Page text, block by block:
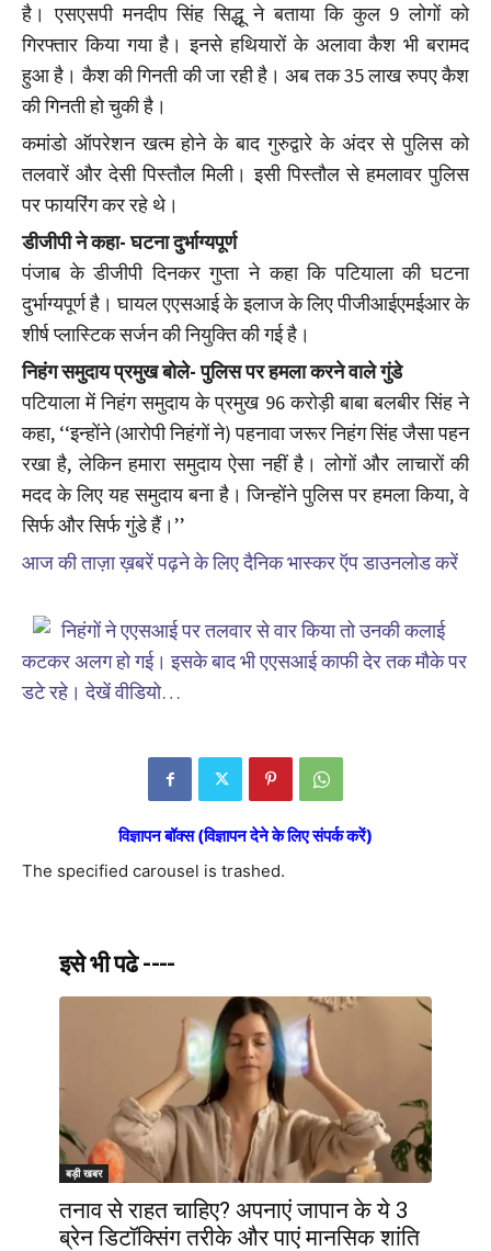
है। एसएसपी मनदीप सिंह सिद्धू ने बताया कि कुल 9 लोगों को
गिरफ्तार किया गया है। इनसे हथियारों के अलावा कैश भी बरामद
हुआ है। कैश की गिनती की जा रही है। अब तक 35 लाख रुपए कैश
की गिनती हो चुकी है।
कमांडो ऑपरेशन खत्म होने के बाद गुरुद्वारे के अंदर से पुलिस को
तलवारें और देसी पिस्तौल मिली। इसी पिस्तौल से हमलावर पुलिस
पर फायरिंग कर रहे थे।
डीजीपी ने कहा- घटना दुर्भाग्यपूर्ण
पंजाब के डीजीपी दिनकर गुप्ता ने कहा कि पटियाला की घटना
दुर्भाग्यपूर्ण है। घायल एएसआई के इलाज के लिए पीजीआईएमईआर के
शीर्ष प्लास्टिक सर्जन की नियुक्ति की गई है।
निहंग समुदाय प्रमुख बोले- पुलिस पर हमला करने वाले गुंडे
पटियाला में निहंग समुदाय के प्रमुख 96 करोड़ी बाबा बलबीर सिंह ने
कहा, ‘‘इन्होंने (आरोपी निहंगों ने) पहनावा जरूर निहंग सिंह जैसा पहन
रखा है, लेकिन हमारा समुदाय ऐसा नहीं है। लोगों और लाचारों की
मदद के लिए यह समुदाय बना है। जिन्होंने पुलिस पर हमला किया, वे
सिर्फ और सिर्फ गुंडे हैं।’’
आज की ताज़ा ख़बरें पढ़ने के लिए दैनिक भास्कर ऍप डाउनलोड करें
निहंगों ने एएसआई पर तलवार से वार किया तो उनकी कलाई
कटकर अलग हो गई। इसके बाद भी एएसआई काफी देर तक मौके पर
डटे रहे। देखें वीडियो…
विज्ञापन बॉक्स (विज्ञापन देने के लिए संपर्क करें)
The specified carousel is trashed.
इसे भी पढे ----
बड़ी खबर
तनाव से राहत चाहिए? अपनाएं जापान के ये 3
ब्रेन डिटॉक्सिंग तरीके और पाएं मानसिक शांति